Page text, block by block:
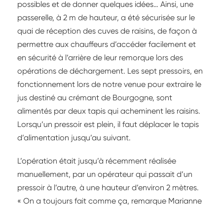
possibles et de donner quelques idées… Ainsi, une
passerelle, à 2 m de hauteur, a été sécurisée sur le
quai de réception des cuves de raisins, de façon à
permettre aux chauffeurs d’accéder facilement et
en sécurité à l’arrière de leur remorque lors des
opérations de déchargement. Les sept pressoirs, en
fonctionnement lors de notre venue pour extraire le
jus destiné au crémant de Bourgogne, sont
alimentés par deux tapis qui acheminent les raisins.
Lorsqu’un pressoir est plein, il faut déplacer le tapis
d’alimentation jusqu’au suivant.
L’opération était jusqu’à récemment réalisée
manuellement, par un opérateur qui passait d’un
pressoir à l’autre, à une hauteur d’environ 2 mètres.
« On a toujours fait comme ça, remarque Marianne